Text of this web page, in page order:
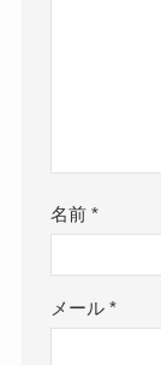
名前*
メール*